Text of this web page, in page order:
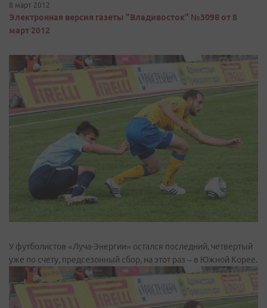
8 март 2012
Электронная версия газеты "Владивосток" №3098 от 8
март 2012
У футболистов «Луча-Энергии» остался последний, четвертый
уже по счету, предсезонный сбор, на этот раз – в Южной Корее.